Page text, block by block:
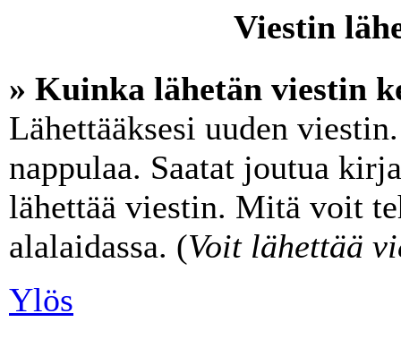
Viestin
» Kuinka lähetän viestin
Lähettääksesi uuden
nappulaa. Saatat joutua
lähettää viestin. Mitä voit
alalaidassa. (Voit lähettää
Ylös